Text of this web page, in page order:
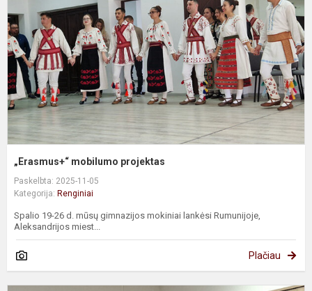
„Erasmus+“ mobilumo projektas
Paskelbta: 2025-11-05
Kategorija: Renginiai
Spalio 19-26 d. mūsų gimnazijos mokiniai lankėsi Rumunijoje,
Aleksandrijos miest...
Plačiau